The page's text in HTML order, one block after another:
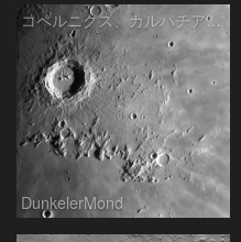
コペルニクス、カルパチア山脈付近
DunkelerMond